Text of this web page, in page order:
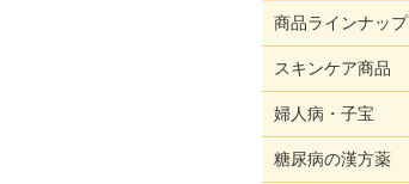
商品ラインナップ
スキンケア商品
婦人病・子宝
糖尿病の漢方薬